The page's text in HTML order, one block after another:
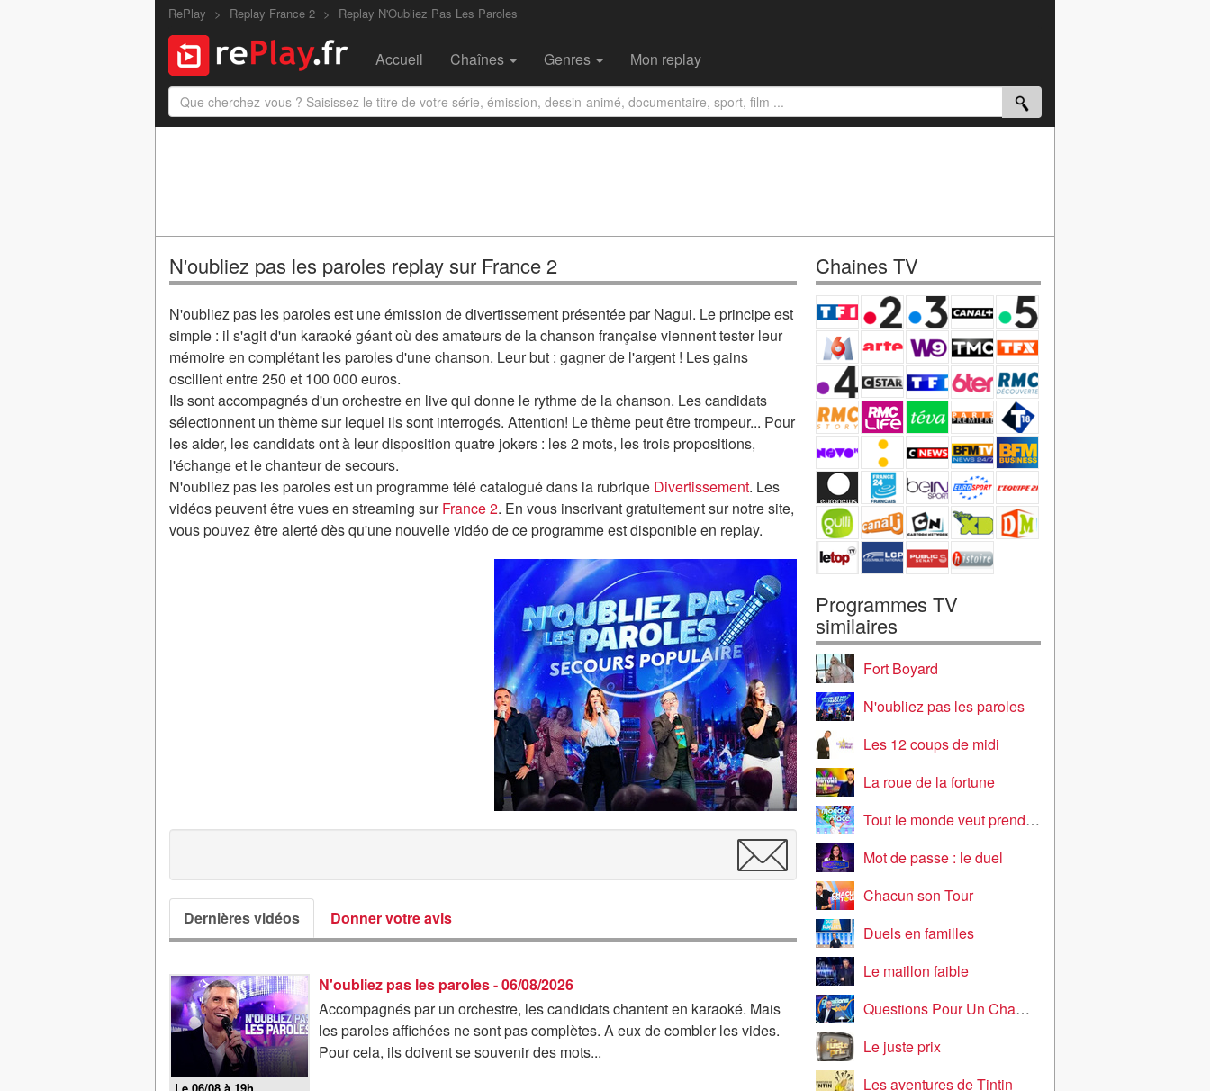
RePlay Replay France 2 Replay N'Oubliez Pas Les Paroles
Accueil Chaînes Genres Mon replay
N'oubliez pas les paroles replay sur France 2
N'oubliez pas les paroles est une émission de divertissement présentée par Nagui. Le principe est
simple : il s'agit d'un karaoké géant où des amateurs de la chanson française viennent tester leur
mémoire en complétant les paroles d'une chanson. Leur but : gagner de l'argent ! Les gains
oscillent entre 250 et 100 000 euros.
Ils sont accompagnés d'un orchestre en live qui donne le rythme de la chanson. Les candidats
sélectionnent un thème sur lequel ils sont interrogés. Attention! Le thème peut être trompeur... Pour
les aider, les candidats ont à leur disposition quatre jokers : les 2 mots, les trois propositions,
l'échange et le chanteur de secours.
N'oubliez pas les paroles est un programme télé catalogué dans la rubrique Divertissement. Les
vidéos peuvent être vues en streaming surFrance 2. En vous inscrivant gratuitement sur notre site,
vous pouvez être alerté dès qu'une nouvelle vidéo de ce programme est disponible en replay.
Dernières vidéos Donner votre avis
N'oubliez pas les paroles - 06/08/2026
Accompagnés par un orchestre, les candidats chantent en karaoké. Mais
les paroles affichées ne sont pas complètes. A eux de combler les vides.
Pour cela, ils doivent se souvenir des mots...
Chaines TV
Programmes TV
similaires
Fort Boyard
N'oubliez pas les paroles
Les 12 coups de midi
La roue de la fortune
Tout le monde veut prendre sa place
Mot de passe : le duel
Chacun son Tour
Duels en familles
Le maillon faible
Questions Pour Un Champion
Le juste prix
Les aventures de Tintin